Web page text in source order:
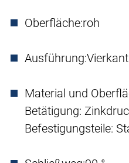
Oberfläche:roh
Ausführung:
Material und
Betätigung:
Befestigungsteile: